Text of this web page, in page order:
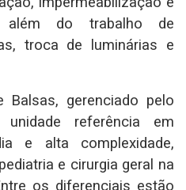
além do trabalho de
troca de luminárias e
Balsas, gerenciado pelo
referência em
e alta complexidade,
e cirurgia geral na
os diferenciais estão